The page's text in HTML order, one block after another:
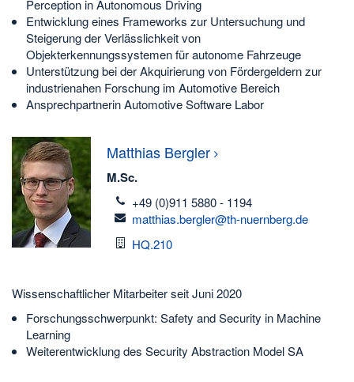
Perception in Autonomous Driving
Entwicklung eines Frameworks zur Untersuchung und
Steigerung der Verlässlichkeit von
Objekterkennungssystemen für autonome Fahrzeuge
Unterstützung bei der Akquirierung von Fördergeldern zur
industrienahen Forschung im Automotive Bereich
Ansprechpartnerin Automotive Software Labor
Matthias Bergler
M.Sc.
telefon
+49 (0)911 5880 - 1194
email
matthias.bergler@th-nuernberg.de
Raum
HQ.210
Wissenschaftlicher Mitarbeiter seit Juni 2020
Forschungsschwerpunkt: Safety and Security in Machine
Learning
Weiterentwicklung des Security Abstraction Model SA